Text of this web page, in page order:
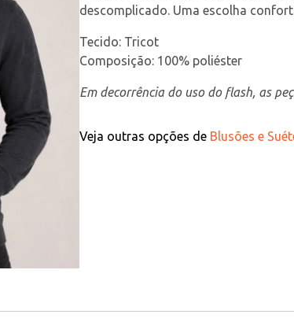
descomplicado. Uma escolha
Tecido: Tricot
Composição: 100% poliéster
Em decorrência do uso do flash, as
Veja outras opções de Blusões e